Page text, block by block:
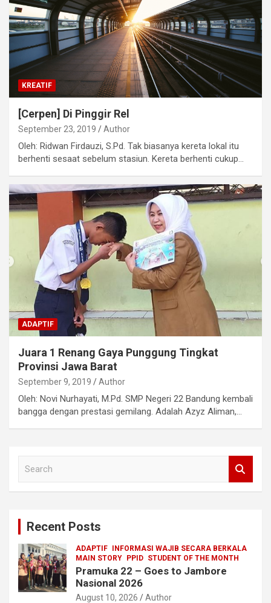
KREATIF
[Cerpen] Di Pinggir Rel
September 23, 2019 Author
Oleh: Ridwan Firdauzi, S.Pd. Tak biasanya kereta lokal itu
berhenti sesaat sebelum stasiun. Kereta berhenti cukup…
ADAPTIF
Juara 1 Renang Gaya Punggung Tingkat
Provinsi Jawa Barat
September 9, 2019 Author
Oleh: Novi Nurhayati, M.Pd. SMP Negeri 22 Bandung kembali
bangga dengan prestasi gemilang. Adalah Azyz Aliman,…
Recent Posts
ADAPTIF INFORMASI WAJIB SECARA BERKALA
MAIN STORY PPID STUDENT OF THE MONTH
Pramuka 22 – Goes to Jambore
Nasional 2026
August 10, 2026 Author